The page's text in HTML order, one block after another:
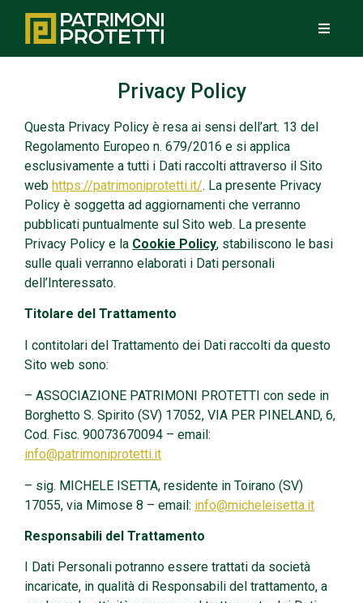
Privacy Policy
Questa Privacy Policy è resa ai sensi dell’art. 13 del
Regolamento Europeo n. 679/2016 e si applica
esclusivamente a tutti i Dati raccolti attraverso il Sito
web https://patrimoniprotetti.it/. La presente Privacy
Policy è soggetta ad aggiornamenti che verranno
pubblicati puntualmente sul Sito web. La presente
Privacy Policy e la Cookie Policy, stabiliscono le basi
sulle quali verranno elaborati i Dati personali
dell’Interessato.
Titolare del Trattamento
I contitolari del Trattamento dei Dati raccolti da questo
Sito web sono:
– ASSOCIAZIONE PATRIMONI PROTETTI con sede in
Borghetto S. Spirito (SV) 17052, VIA PER PINELAND, 6,
Cod. Fisc. 90073670094 – email:
info@patrimoniprotetti.it
– sig. MICHELE ISETTA, residente in Toirano (SV)
17055, via Mimose 8 – email: info@micheleisetta.it
Responsabili del Trattamento
I Dati Personali potranno essere trattati da società
incaricate, in qualità di Responsabili del trattamento, a